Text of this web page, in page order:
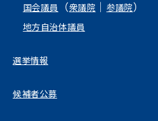
国会議員
（衆議院 ｜参議院）
地方自治体議員
選挙情報
候補者公募